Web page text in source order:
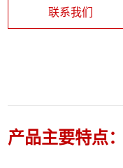
联系我们
产品主要特点：